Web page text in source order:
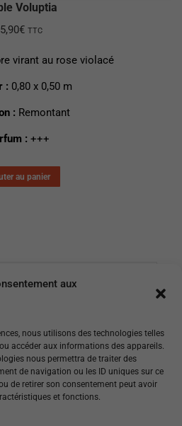
aux
nous utilisons des technologies telles
accéder aux informations des appareils.
nous permettra de traiter des
de navigation ou les ID uniques sur ce
de retirer son consentement peut avoir
et fonctions.
Voluptia
€ TTC
virant au rose violacé
: 0,80 x 0,50 m
: Remontant
: +++
au panier